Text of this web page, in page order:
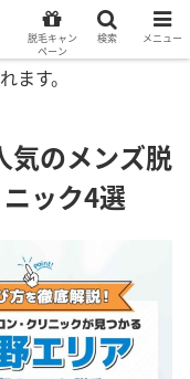
ます。
気のメンズ脱
ック4選
脱毛キャン
ペーン
検索 メニュー